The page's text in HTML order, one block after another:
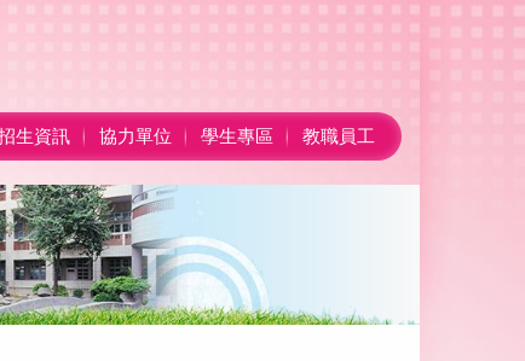
生資訊 協力單位 學生專區 教職員工